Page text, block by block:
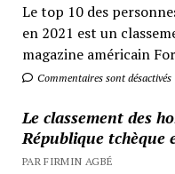
Le top 10 des
en 2021 est un
magazine américain
Commentaires sont désactivés
Le classement des
République tchèque
PAR FIRMIN AGBÉ